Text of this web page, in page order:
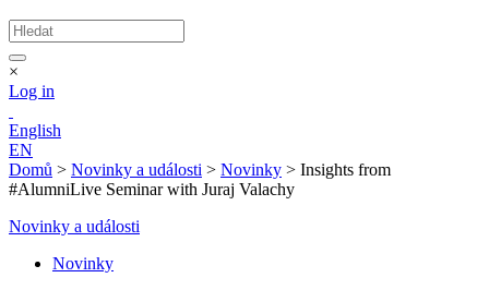
×
Log in
English
EN
Domů > Novinky a události > Novinky > Insights from
#AlumniLive Seminar with Juraj Valachy
Novinky a události
Novinky